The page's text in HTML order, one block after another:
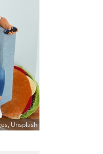
Unsplash